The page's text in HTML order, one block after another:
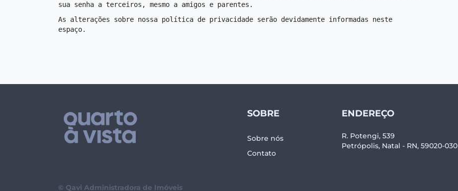
sua senha a terceiros, mesmo a amigos e parentes.
As alterações sobre nossa política de privacidade serão devidamente informadas neste
espaço.
SOBRE
Sobre nós
Contato
ENDEREÇO
R. Potengi, 539
Petrópolis, Natal - RN, 59020-030
© Qavi Administradora de Imóveis